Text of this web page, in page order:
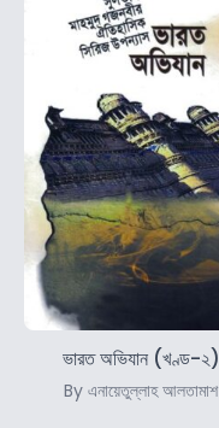
ভারত অভিযান (খণ্ড-২)
By এনায়েতুল্লাহ আলতামাশ